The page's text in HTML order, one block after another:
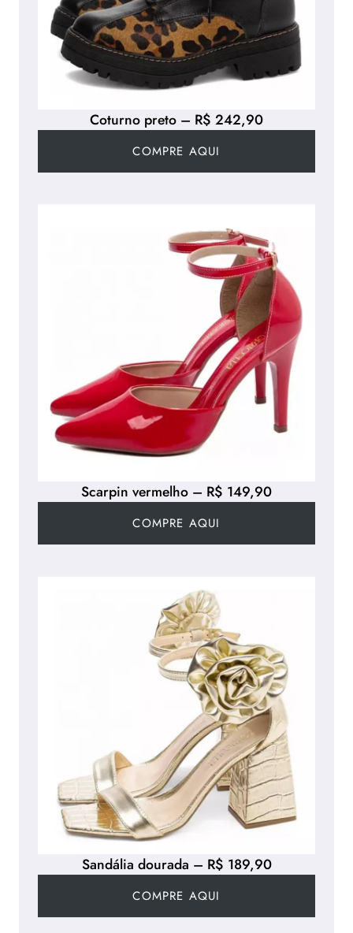
Sandália dourada – R$ 189,90
COMPRE AQUI
Coturno preto – R$ 242,90
COMPRE AQUI
Scarpin vermelho – R$ 149,90
COMPRE AQUI